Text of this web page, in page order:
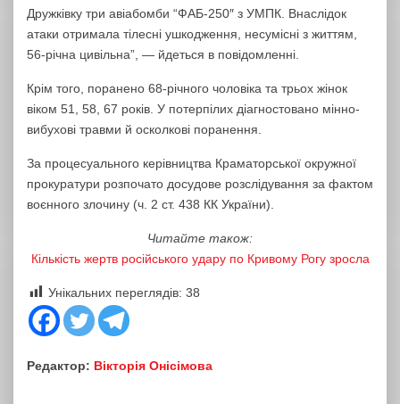
Дружківку три авіабомби “ФАБ-250″ з УМПК. Внаслідок
атаки отримала тілесні ушкодження, несумісні з життям,
56-річна цивільна”, — йдеться в повідомленні.
Крім того, поранено 68-річного чоловіка та трьох жінок
віком 51, 58, 67 років. У потерпілих діагностовано мінно-
вибухові травми й осколкові поранення.
За процесуального керівництва Краматорської окружної
прокуратури розпочато досудове розслідування за фактом
воєнного злочину (ч. 2 ст. 438 КК України).
Читайте також:
Кількість жертв російського удару по Кривому Рогу зросла
Унікальних переглядів: 38
Редактор: Вікторія Онісімова